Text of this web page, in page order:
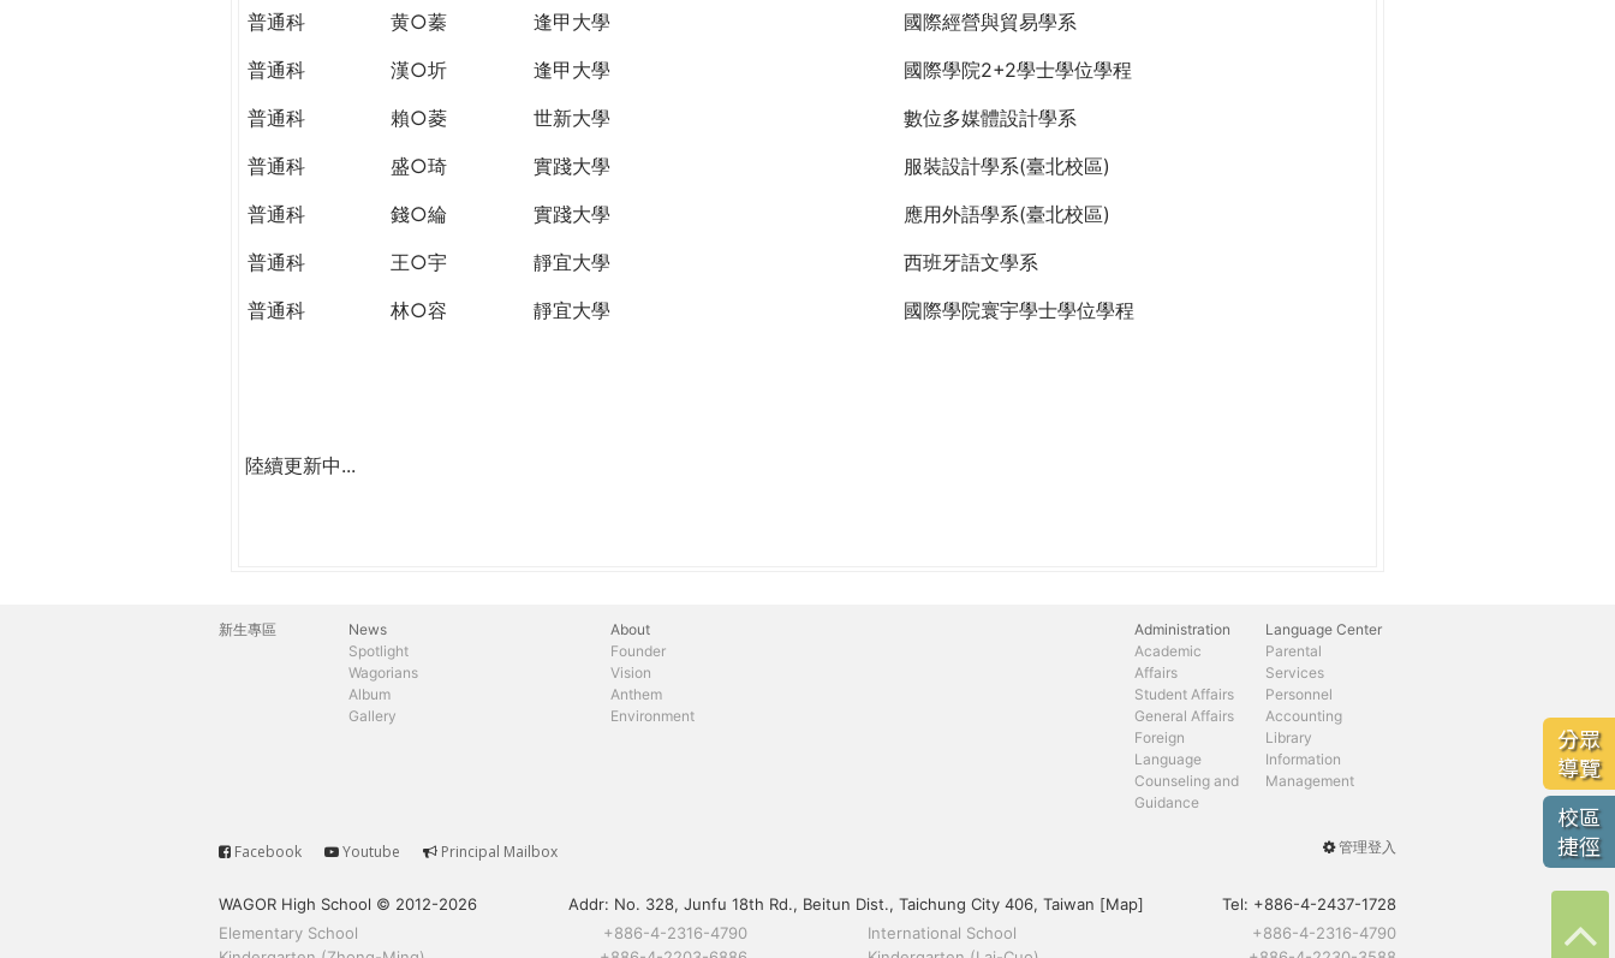
普通科
黄○蓁 逢甲大學
國際經營與貿易學系
普通科
漢○圻 逢甲大學
國際學院2+2學士學位學程
普通科
賴○菱 世新大學
數位多媒體設計學系
普通科
盛○琦 實踐大學
服裝設計學系(臺北校區)
普通科
錢○綸 實踐大學
應用外語學系(臺北校區)
普通科
王○宇 靜宜大學
西班牙語文學系
普通科
林○容 靜宜大學 國際學院寰宇學士學位學程
陸續更新中...
分眾
導覽
校區
捷徑
主
新生專區
News
Spotlight
Wagorians
Album
Gallery
About
Founder
Vision
Anthem
Environment
Administration
Academic
Affairs
Student Affairs
General Affairs
Foreign
Language
Counseling and
Guidance
Parental
Services
Personnel
Accounting
Library
Information
Management
Language Center
User
menu
管理登入
Service
Facebook Youtube Principal Mailbox
WAGOR High School © 2012-2026 Addr: No. 328, Junfu 18th Rd., Beitun Dist., Taichung City 406, Taiwan [Map] Tel: +886-4-2437-1728
Elementary School
+886-4-2316-4790 International School
+886-4-2316-4790